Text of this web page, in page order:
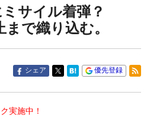
サイル着弾？
で織り込む。
シェア 優先登録
実施中！